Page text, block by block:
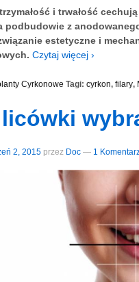
i trwałość
podbudowie z
estetyczne i
Czytaj więcej ›
Cyrkonowe Tagi: cyrkon, filary,
2, 2015 przez Doc — 1